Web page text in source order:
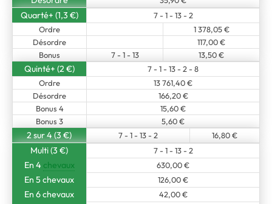
Quarté+ (1,3 €)
7 - 1 - 13 - 2
Ordre
1 378,05 €
Désordre
117,00 €
Bonus
7 - 1 - 13 13,50 €
Quinté+ (2 €)
7 - 1 - 13 - 2 - 8
Ordre
13 761,40 €
Désordre
166,20 €
Bonus 4
15,60 €
Bonus 3
5,60 €
2 sur 4 (3 €) 7 - 1 - 13 - 2 16,80 €
Multi (3 €) 7 - 1 - 13 - 2
En 4 chevaux 630,00 €
En 5 chevaux 126,00 €
En 6 chevaux 42,00 €